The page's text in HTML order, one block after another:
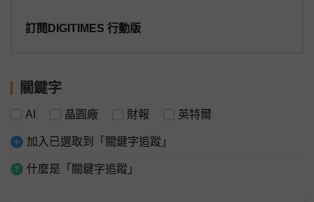
訂閱DIGITIMES 行動版
關鍵字
AI 晶圓廠 財報 英特爾
加入已選取到「關鍵字追蹤」
什麼是「關鍵字追蹤」